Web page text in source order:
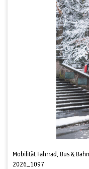
Mobilität Fahrrad, Bus & Bahn
2026_1097